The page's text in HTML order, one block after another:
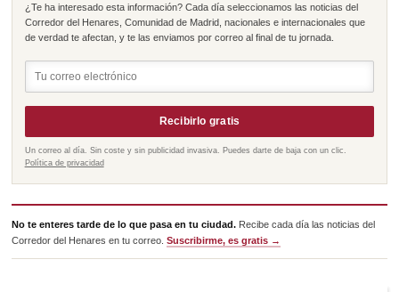
¿Te ha interesado esta información? Cada día seleccionamos las noticias del
Corredor del Henares, Comunidad de Madrid, nacionales e internacionales que
de verdad te afectan, y te las enviamos por correo al final de tu jornada.
Recibirlo gratis
Un correo al día. Sin coste y sin publicidad invasiva. Puedes darte de baja con un clic.
Política de privacidad
No te enteres tarde de lo que pasa en tu ciudad. Recibe cada día las noticias del
Corredor del Henares en tu correo.Suscribirme, es gratis →